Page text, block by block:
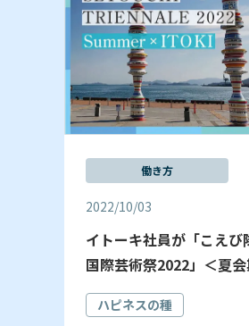
働き方
2022/10/03
イトーキ社員が「こえび
国際芸術祭2022」＜夏
ハピネスの種